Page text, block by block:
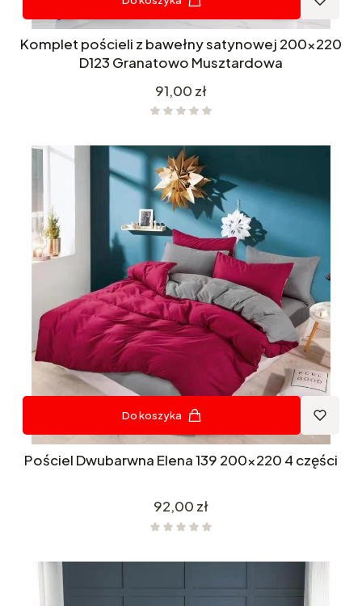
Komplet pościeli z bawełny satynowej 200x220
D123 Granatowo Musztardowa
Cena
91,00 zł
Do koszyka
Pościel Dwubarwna Elena 139 200x220 4 części
Cena
92,00 zł